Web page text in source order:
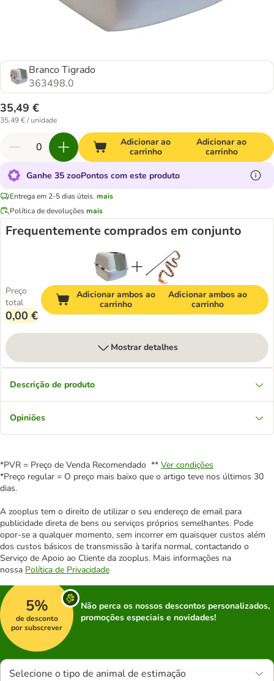
Branco Tigrado
363498.0
35,49 €
35,49 € / unidade
Adicionar ao
carrinho
Adicionar ao
carrinho
Ganhe 35 zooPontos com este produto
Entrega em 2-5 dias úteis. mais
Política de devoluçõesmais
Frequentemente comprados em conjunto
Preço
total
0,00 €
Adicionar ambos ao
carrinho
Adicionar ambos ao
carrinho
Mostrar detalhes
Descrição de produto
Opiniões
*PVR = Preço de Venda Recomendado ** Ver condições
*Preço regular = O preço mais baixo que o artigo teve nos últimos 30
dias.
A zooplus tem o direito de utilizar o seu endereço de email para
publicidade direta de bens ou serviços próprios semelhantes. Pode
opor-se a qualquer momento, sem incorrer em quaisquer custos além
dos custos básicos de transmissão à tarifa normal, contactando o
Serviço de Apoio ao Cliente da zooplus. Mais informações na
nossa Política de Privacidade
5%
de desconto
por subscrever
Não perca os nossos descontos personalizados,
promoções especiais e novidades!
Selecione o tipo de animal de estimação